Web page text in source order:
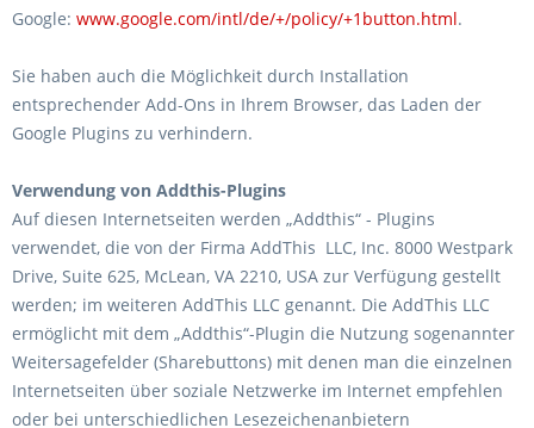
Google: www.google.com/intl/de/+/policy/+1button.html.
Sie haben auch die Möglichkeit durch Installation
entsprechender Add-Ons in Ihrem Browser, das Laden der
Google Plugins zu verhindern.
Verwendung von Addthis-Plugins
Auf diesen Internetseiten werden „Addthis“ - Plugins
verwendet, die von der Firma AddThis LLC, Inc. 8000 Westpark
Drive, Suite 625, McLean, VA 2210, USA zur Verfügung gestellt
werden; im weiteren AddThis LLC genannt. Die AddThis LLC
ermöglicht mit dem „Addthis“-Plugin die Nutzung sogenannter
Weitersagefelder (Sharebuttons) mit denen man die einzelnen
Internetseiten über soziale Netzwerke im Internet empfehlen
oder bei unterschiedlichen Lesezeichenanbietern